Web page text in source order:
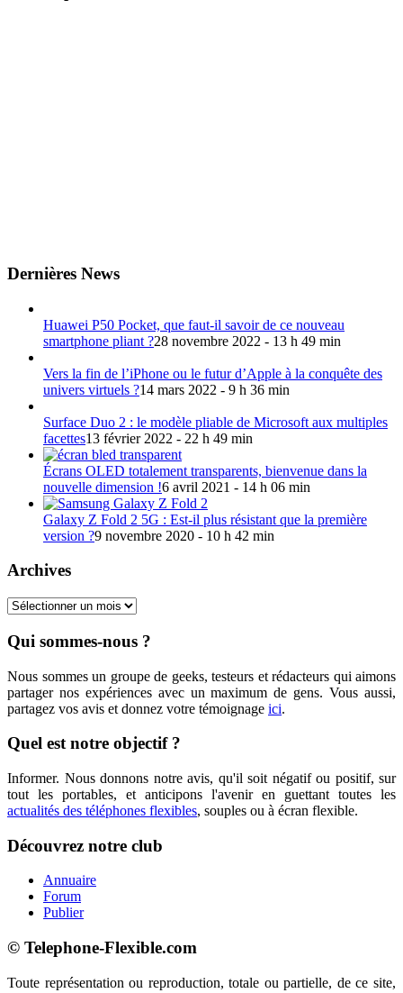
Dernières News
Huawei P50 Pocket, que faut-il savoir de ce nouveau
smartphone pliant ?28 novembre 2022 - 13 h 49 min
Vers la fin de l’iPhone ou le futur d’Apple à la conquête des
univers virtuels ?14 mars 2022 - 9 h 36 min
Surface Duo 2 : le modèle pliable de Microsoft aux multiples
facettes13 février 2022 - 22 h 49 min
Écrans OLED totalement transparents, bienvenue dans la
nouvelle dimension !6 avril 2021 - 14 h 06 min
Galaxy Z Fold 2 5G : Est-il plus résistant que la première
version ?9 novembre 2020 - 10 h 42 min
Archives
Archives
Qui sommes-nous ?
Nous sommes un groupe de geeks, testeurs et rédacteurs qui aimons
partager nos expériences avec un maximum de gens. Vous aussi,
partagez vos avis et donnez votre témoignage ici.
Quel est notre objectif ?
Informer. Nous donnons notre avis, qu'il soit négatif ou positif, sur
tout les portables, et anticipons l'avenir en guettant toutes les
actualités des téléphones flexibles, souples ou à écran flexible.
Découvrez notre club
Annuaire
Forum
Publier
© Telephone-Flexible.com
Toute représentation ou reproduction, totale ou partielle, de ce site,